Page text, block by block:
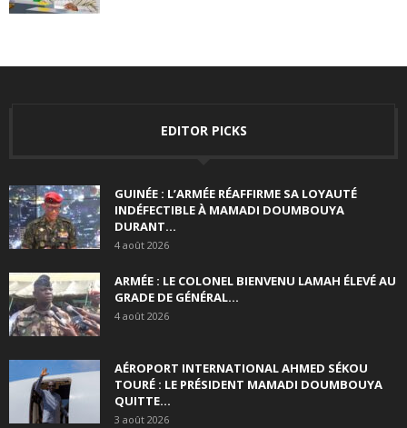
EDITOR PICKS
GUINÉE : L’ARMÉE RÉAFFIRME SA LOYAUTÉ
INDÉFECTIBLE À MAMADI DOUMBOUYA
DURANT...
4 août 2026
ARMÉE : LE COLONEL BIENVENU LAMAH ÉLEVÉ AU
GRADE DE GÉNÉRAL...
4 août 2026
AÉROPORT INTERNATIONAL AHMED SÉKOU
TOURÉ : LE PRÉSIDENT MAMADI DOUMBOUYA
QUITTE...
3 août 2026